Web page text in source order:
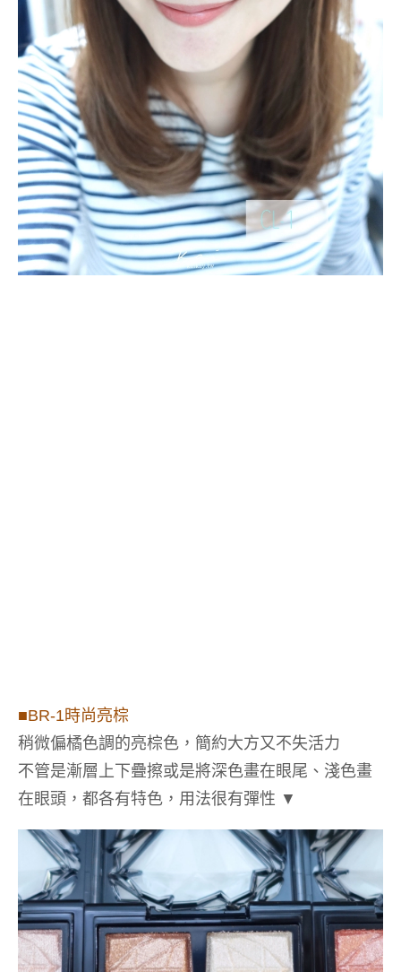
■BR-1時尚亮棕
稍微偏橘色調的亮棕色，簡約大方又不失活力
不管是漸層上下疊擦或是將深色畫在眼尾、淺色畫
在眼頭，都各有特色，用法很有彈性 ▼